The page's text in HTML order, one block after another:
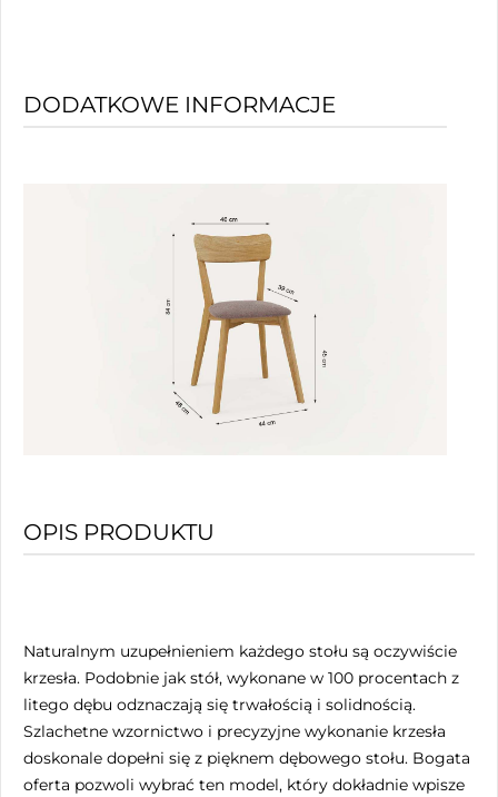
DODATKOWE INFORMACJE
OPIS PRODUKTU
Naturalnym uzupełnieniem każdego stołu są oczywiście
krzesła. Podobnie jak stół, wykonane w 100 procentach z
litego dębu odznaczają się trwałością i solidnością.
Szlachetne wzornictwo i precyzyjne wykonanie krzesła
doskonale dopełni się z pięknem dębowego stołu. Bogata
oferta pozwoli wybrać ten model, który dokładnie wpisze